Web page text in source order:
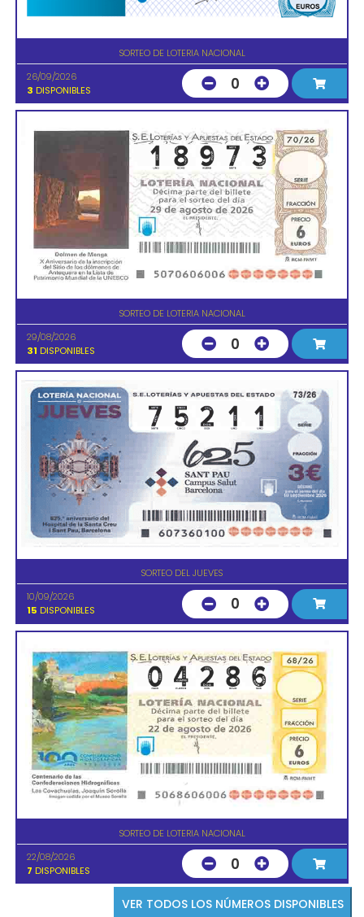
SORTEO DE LOTERIA NACIONAL
26/09/2026
3 DISPONIBLES 0
SORTEO DE LOTERIA NACIONAL
29/08/2026
31 DISPONIBLES 0
SORTEO DEL JUEVES
10/09/2026
15 DISPONIBLES 0
SORTEO DE LOTERIA NACIONAL
22/08/2026
7 DISPONIBLES 0
VER TODOS LOS NÚMEROS DISPONIBLES